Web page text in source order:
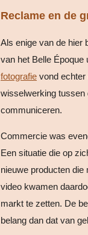
Reclame en de
Als enige van de hier
van het Belle Époque
fotografie vond echter
wisselwerking tussen
communiceren.
Commercie was
Een situatie die op
nieuwe producten die
video kwamen
markt te zetten. De
belang dan dat van